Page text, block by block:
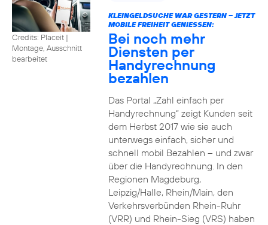
Credits: Placeit |
Montage, Ausschnitt
bearbeitet
KLEINGELDSUCHE WAR GESTERN – JETZT
MOBILE FREIHEIT GENIESSEN:
Bei noch mehr
Diensten per
Handyrechnung
bezahlen
Das Portal „Zahl einfach per
Handyrechnung“ zeigt Kunden seit
dem Herbst 2017 wie sie auch
unterwegs einfach, sicher und
schnell mobil Bezahlen – und zwar
über die Handyrechnung. In den
Regionen Magdeburg,
Leipzig/Halle, Rhein/Main, den
Verkehrsverbünden Rhein-Ruhr
(VRR) und Rhein-Sieg (VRS) haben